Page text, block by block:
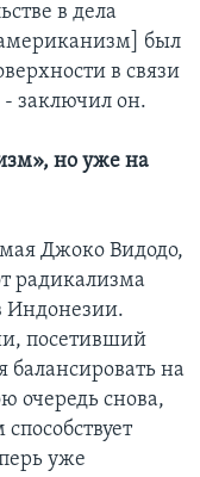
в дела
был
в связи
заключил он.
но уже на
Джоко Видодо,
радикализма
Индонезии.
посетивший
балансировать на
очередь снова,
уже